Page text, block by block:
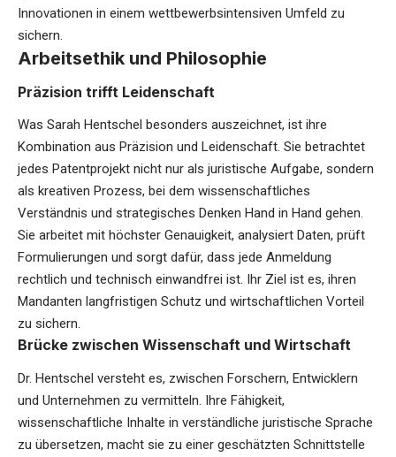
Innovationen in einem wettbewerbsintensiven Umfeld zu
sichern.
Arbeitsethik und Philosophie
Präzision trifft Leidenschaft
Was Sarah Hentschel besonders auszeichnet, ist ihre
Kombination aus Präzision und Leidenschaft. Sie betrachtet
jedes Patentprojekt nicht nur als juristische Aufgabe, sondern
als kreativen Prozess, bei dem wissenschaftliches
Verständnis und strategisches Denken Hand in Hand gehen.
Sie arbeitet mit höchster Genauigkeit, analysiert Daten, prüft
Formulierungen und sorgt dafür, dass jede Anmeldung
rechtlich und technisch einwandfrei ist. Ihr Ziel ist es, ihren
Mandanten langfristigen Schutz und wirtschaftlichen Vorteil
zu sichern.
Brücke zwischen Wissenschaft und Wirtschaft
Dr. Hentschel versteht es, zwischen Forschern, Entwicklern
und Unternehmen zu vermitteln. Ihre Fähigkeit,
wissenschaftliche Inhalte in verständliche juristische Sprache
zu übersetzen, macht sie zu einer geschätzten Schnittstelle